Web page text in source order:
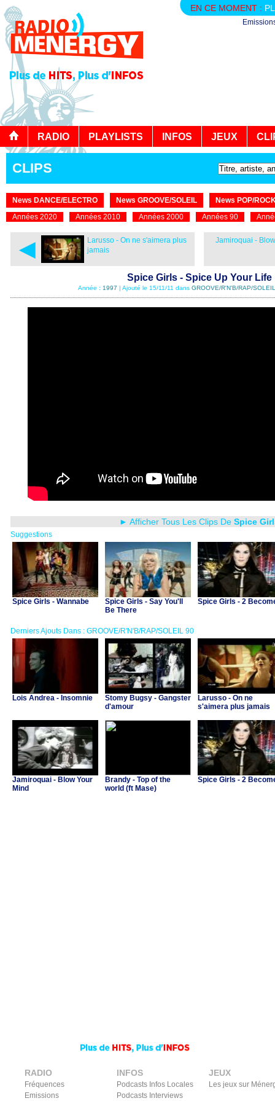
EN CE MOMENT :
RADIO PLAYLISTS INFOS JEUX
CLIPS
News DANCE/ELECTRO News GROOVE/SOLEIL
News POP/
Années 2020
Années 2010 Années 2000 Années 90
◄
Larusso - On ne s'aimera plus
jamais
Jamiroquai -
Spice Girls - Spice Up Your Life
Année : 1997 | Ajouté le 15/11/11 dans GROOVE/R'N'B/RAP/
► Afficher Tous Les Clips De Spice
Suggestions
Spice Girls - Wannabe
Spice Girls - Say You'll
Be There
Spice Girls - 2
Derniers Ajouts Dans : GROOVE/R'N'B/RAP/SOLEIL 90
Lois Andrea - Insomnie
Stomy Bugsy - Gangster
d'amour
Larusso - On ne
s'aimera plus jamais
Jamiroquai - Blow Your
Mind
Brandy - Top of the
world (ft Mase)
Spice Girls - 2
RADIO
Fréquences
Emissions
INFOS
Podcasts Infos Locales
Podcasts Interviews
JEUX
Les jeux sur